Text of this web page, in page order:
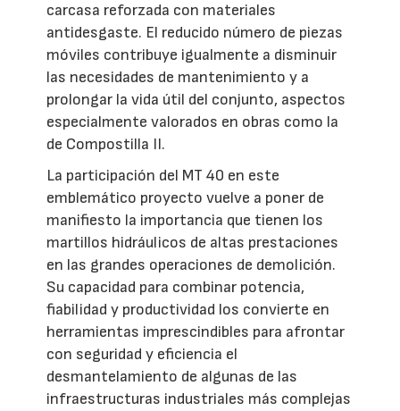
carcasa reforzada con materiales
antidesgaste. El reducido número de piezas
móviles contribuye igualmente a disminuir
las necesidades de mantenimiento y a
prolongar la vida útil del conjunto, aspectos
especialmente valorados en obras como la
de Compostilla II.
La participación del MT 40 en este
emblemático proyecto vuelve a poner de
manifiesto la importancia que tienen los
martillos hidráulicos de altas prestaciones
en las grandes operaciones de demolición.
Su capacidad para combinar potencia,
fiabilidad y productividad los convierte en
herramientas imprescindibles para afrontar
con seguridad y eficiencia el
desmantelamiento de algunas de las
infraestructuras industriales más complejas